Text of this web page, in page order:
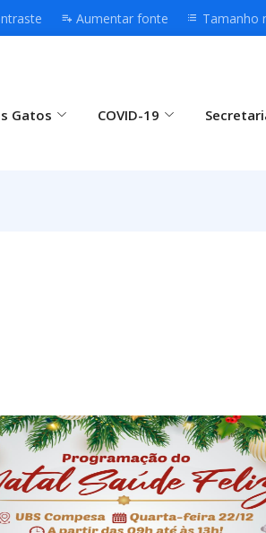
Aumentar fonte Tamanho
Gatos COVID-19